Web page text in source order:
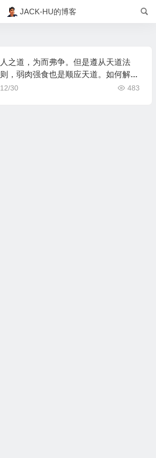
JACK-HU的博客
人之道，为而弗争。但是遵从天道法
则，弱肉强食也是顺应天道。如何解
释？
12/30 483